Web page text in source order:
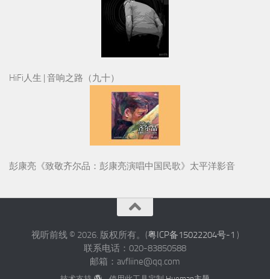
HiFi人生 | 音响之路（九十）
彭康亮《致敬齐尔品：彭康亮演唱中国民歌》太平洋影音
视听前线 © 2026. 版权所有。(粤ICP备15022204号-1 )
联系电话：020-83850588
邮箱：avfliine@qq.com